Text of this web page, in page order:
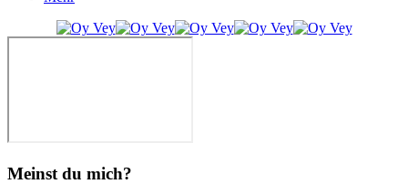
Meinst du mich?